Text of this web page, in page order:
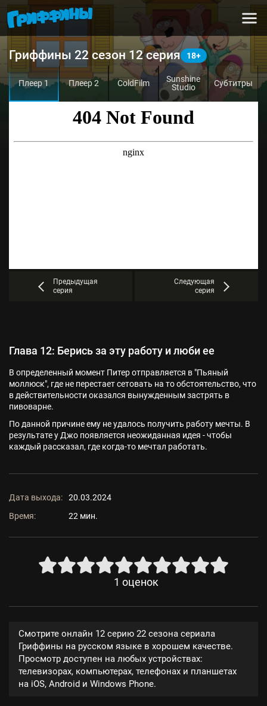
Гриффины 22 сезон 12 серия
Плеер 1 Плеер 2 ColdFilm
Sunshine
Studio
Субтитры
Предыдущая
серия
Следующая
серия
Глава 12: Берись за эту работу и люби ее
В определенный момент Питер отправляется в "Пьяный
моллюск", где не перестает сетовать на то обстоятельство, что
в действительности оказался вынужденным застрять в
пивоварне.
По данной причине ему не удалось получить работу мечты. В
результате у Джо появляется неожиданная идея - чтобы
каждый рассказал, где когда-то мечтал работать.
Дата выхода:
20.03.2024
Время:
22 мин.
1 оценок
Смотрите онлайн 12 серию 22 сезона сериала
Гриффины на русском языке в хорошем качестве.
Просмотр доступен на любых устройствах:
телевизорах, компьютерах, телефонах и планшетах
на iOS, Android и Windows Phone.